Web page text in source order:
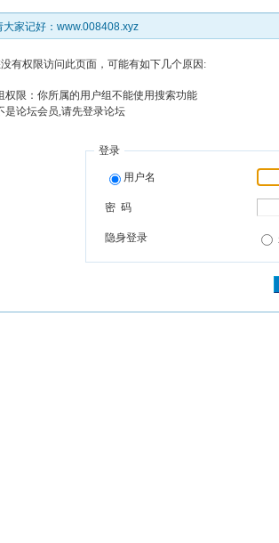
大家记好：www.008408.xyz
有权限访问此页面，可能有如下几个原因:
权限：你所属的用户组不能使用搜索功能
是论坛会员,请先登录论坛
登录
用户名
密 码
隐身登录